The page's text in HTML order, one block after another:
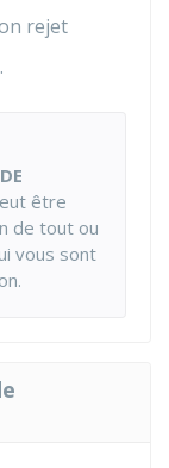
rejet
être
de tout ou
vous sont